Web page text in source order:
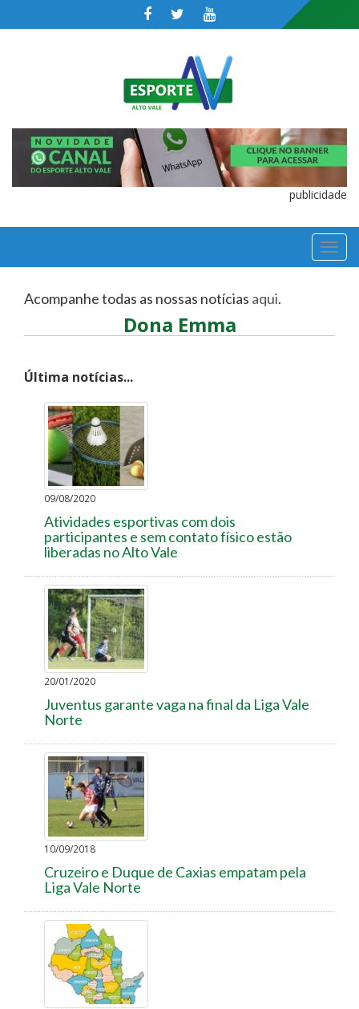
publicidade
Acompanhe todas as nossas notícias aqui.
Dona Emma
Última notícias...
09/08/2020
Atividades esportivas com dois
participantes e sem contato físico estão
liberadas no Alto Vale
20/01/2020
Juventus garante vaga na final da Liga Vale
Norte
10/09/2018
Cruzeiro e Duque de Caxias empatam pela
Liga Vale Norte